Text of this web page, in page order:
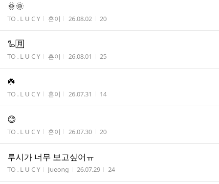
🌞🌞
게시판명
TO . L U C Y 작성자
흔이 작성시간
26.08.02 조회수
20
🦾🈷️
게시판명
TO . L U C Y 작성자
흔이 작성시간
26.08.01 조회수
25
☘️
게시판명
TO . L U C Y 작성자
흔이 작성시간
26.07.31 조회수
14
😊
게시판명
TO . L U C Y 작성자
흔이 작성시간
26.07.30 조회수
20
루시가 너무 보고싶어ㅠ
게시판명
TO . L U C Y 작성자
Jueong 작성시간
26.07.29 조회수
24